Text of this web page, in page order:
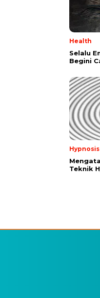
Health
Selalu
Begini
Hypnosis
Teknik